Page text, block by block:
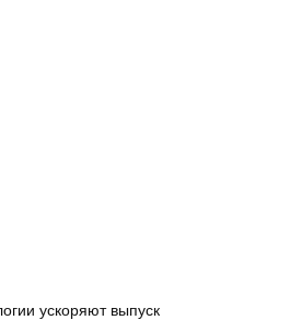
ускоряют выпуск